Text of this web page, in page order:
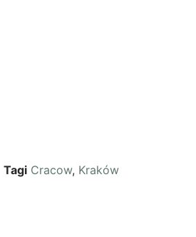
Tagi Cracow, Kraków